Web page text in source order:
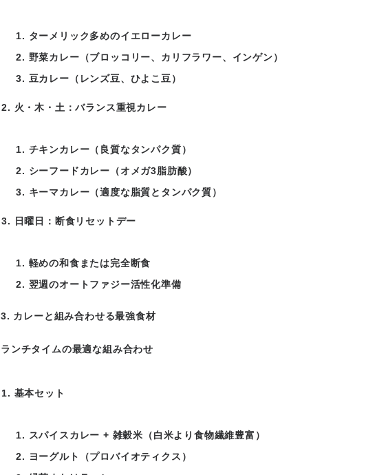
ターメリック多めのイエローカレー
野菜カレー（ブロッコリー、カリフラワー、インゲン）
豆カレー（レンズ豆、ひよこ豆）
火・木・土：バランス重視カレー
チキンカレー（良質なタンパク質）
シーフードカレー（オメガ3脂肪酸）
キーマカレー（適度な脂質とタンパク質）
日曜日：断食リセットデー
軽めの和食または完全断食
翌週のオートファジー活性化準備
3. カレーと組み合わせる最強食材
ランチタイムの最適な組み合わせ
基本セット
スパイスカレー + 雑穀米（白米より食物繊維豊富）
ヨーグルト（プロバイオティクス）